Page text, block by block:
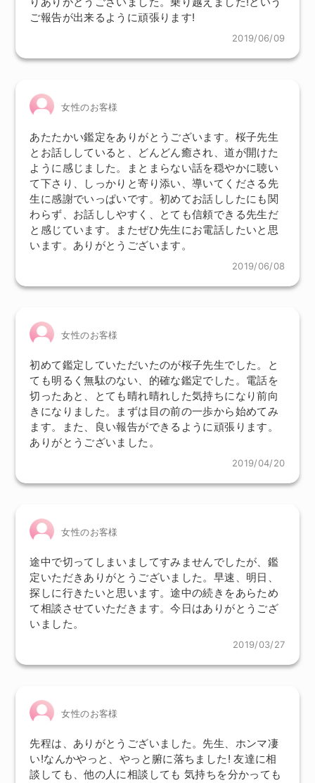
ご報告が出来るように頑張ります!
2019/06/09
女性のお客様
あたたかい鑑定をありがとうございます。桜子先生
とお話ししていると、どんどん癒され、道が開けた
ように感じました。まとまらない話を穏やかに聴い
て下さり、しっかりと寄り添い、導いてくださる先
生に感謝でいっぱいです。初めてお話ししたにも関
わらず、お話ししやすく、とても信頼できる先生だ
と感じています。またぜひ先生にお電話したいと思
います。ありがとうございます。
2019/06/08
女性のお客様
初めて鑑定していただいたのが桜子先生でした。と
ても明るく無駄のない、的確な鑑定でした。電話を
切ったあと、とても晴れ晴れした気持ちになり前向
きになりました。まずは目の前の一歩から始めてみ
ます。また、良い報告ができるように頑張ります。
ありがとうございました。
2019/04/20
女性のお客様
途中で切ってしまいましてすみませんでしたが、鑑
定いただきありがとうございました。早速、明日、
探しに行きたいと思います。途中の続きをあらため
て相談させていただきます。今日はありがとうござ
いました。
2019/03/27
女性のお客様
先程は、ありがとうございました。先生、ホンマ凄
い!なんかやっと、やっと腑に落ちました! 友達に相
談しても、他の人に相談しても 気持ちを分かっても